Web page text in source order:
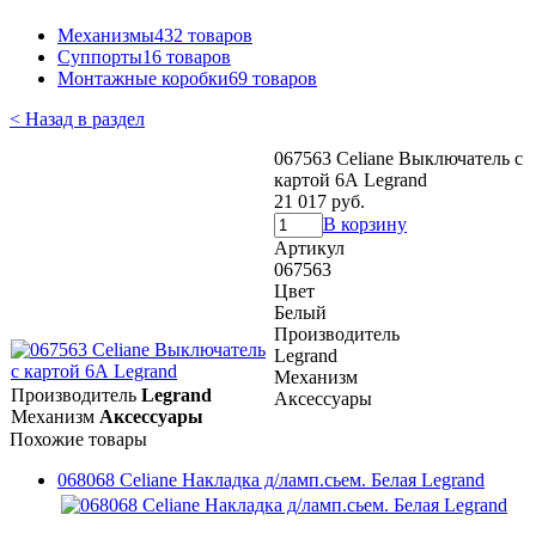
Механизмы432 товаров
Суппорты16 товаров
Монтажные коробки69 товаров
< Назад в раздел
067563 Celiane Выключатель с
картой 6А Legrand
21 017 руб.
В корзину
Артикул
067563
Цвет
Белый
Производитель
Legrand
Механизм
Аксессуары
Производитель Legrand
Механизм Аксессуары
Похожие товары
068068 Celiane Накладка д/ламп.сьем. Белая Legrand